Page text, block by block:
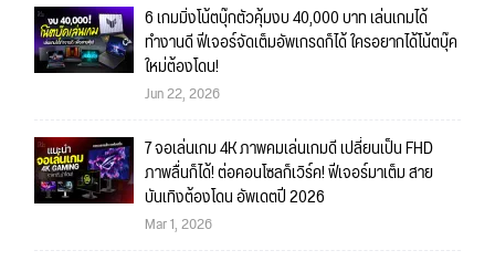
6 เกมมิ่งโน้ตบุ๊กตัวคุ้มงบ 40,000 บาท เล่นเกมได้
ทำงานดี ฟีเจอร์จัดเต็มอัพเกรดก็ได้ ใครอยากได้โน้ตบุ๊ค
ใหม่ต้องโดน!
Jun 22, 2026
7 จอเล่นเกม 4K ภาพคมเล่นเกมดี เปลี่ยนเป็น FHD
ภาพลื่นก็ได้! ต่อคอนโซลก็เวิร์ค! ฟีเจอร์มาเต็ม สาย
บันเทิงต้องโดน อัพเดตปี 2026
Mar 1, 2026